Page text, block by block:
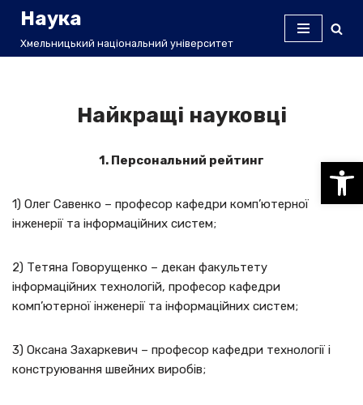
Перейти
Наука
Хмельницький національний університет
Найкращі науковці
1. Персональний рейтинг
1) Олег Савенко – професор кафедри комп’ютерної
інженерії та інформаційних систем;
2) Тетяна Говорущенко – декан факультету
інформаційних технологій, професор кафедри
комп’ютерної інженерії та інформаційних систем;
3) Оксана Захаркевич – професор кафедри технології і
конструювання швейних виробів;